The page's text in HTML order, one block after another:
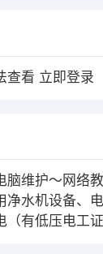
查看 立即登录
脑维护～网络
水机设备、电
有低压电工证